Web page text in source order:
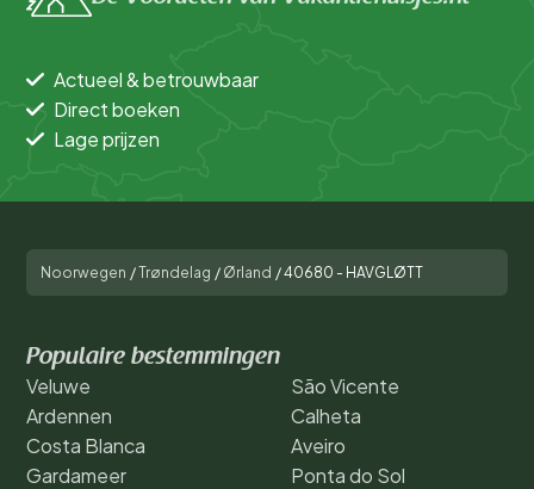
Actueel & betrouwbaar
Direct boeken
Lage prijzen
Noorwegen /Trøndelag / Ørland /40680 - HAVGLØTT
Populaire bestemmingen
Veluwe
Ardennen
Costa Blanca
Gardameer
São Vicente
Calheta
Aveiro
Ponta do Sol